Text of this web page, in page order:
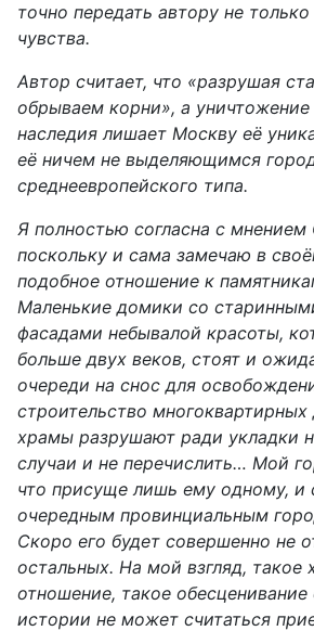
точно передать автору не
чувства.
Автор считает, что «разрушая
обрываем корни», а уничтожение
наследия лишает Москву её
её ничем не выделяющимся
среднеевропейского типа.
Я полностью согласна с мнением
поскольку и сама замечаю в
подобное отношение к
Маленькие домики со
фасадами небывалой красоты,
больше двух веков, стоят и
очереди на снос для
строительство
храмы разрушают ради укладки
случаи и не перечислить… Мой
что присуще лишь ему одному, и
очередным провинциальным
Скоро его будет совершенно не
остальных. На мой взгляд, такое
отношение, такое обесценивание
истории не может считаться